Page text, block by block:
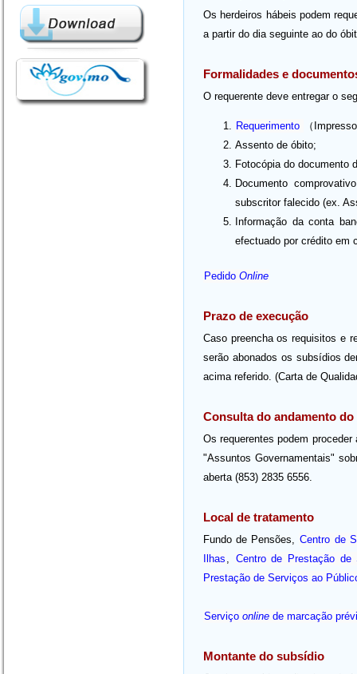
Os herdeiros hábeis podem
a partir do dia seguinte ao do
Formalidades e
O requerente deve entregar o
Requerimento
（
Assento de óbito;
Fotocópia do documento
Documento
subscritor falecido (ex.
Informação da conta
efectuado por crédito em
Pedido Online
Prazo de execução
Caso preencha os requisitos e
serão abonados os subsídios
acima referido. (Carta de
Consulta do andamento do
Os requerentes podem
"Assuntos Governamentais"
aberta (853) 2835 6556.
Local de tratamento
Fundo de Pensões, Centro de
Ilhas , Centro de Prestação
Prestação de Serviços ao
Serviço online de marcação
Montante do subsídio